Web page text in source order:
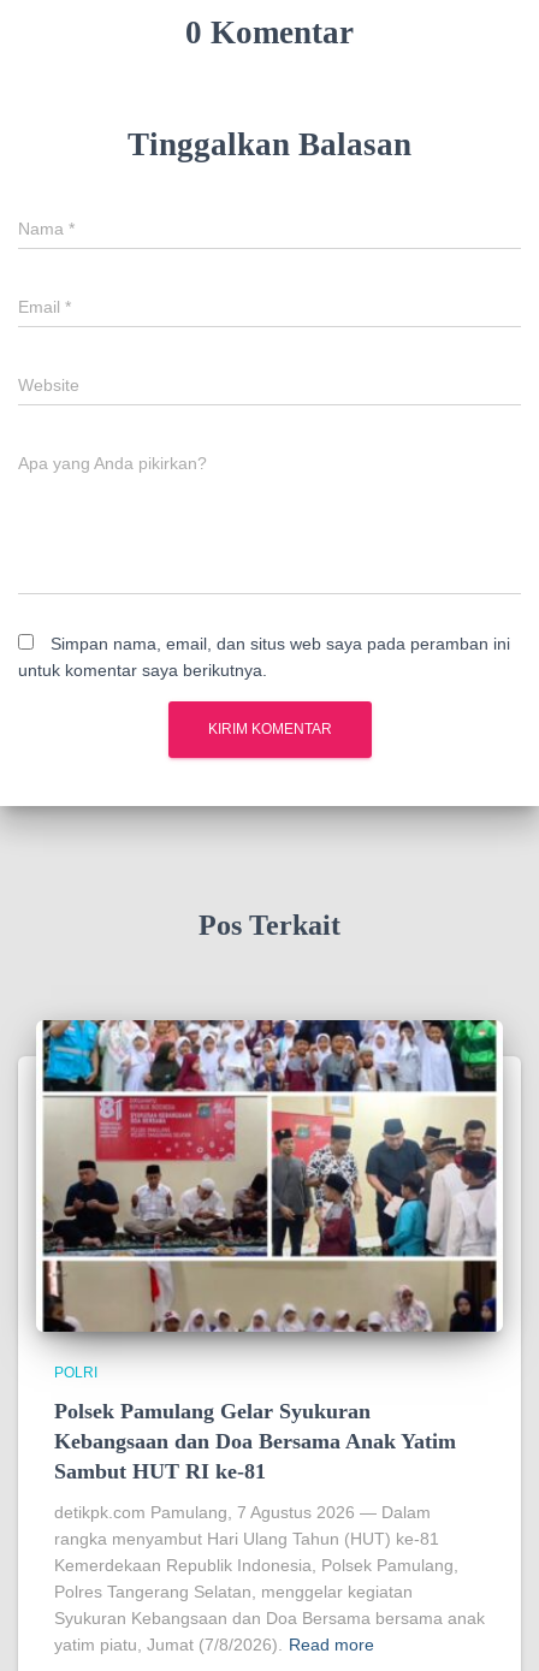
0 Komentar
Tinggalkan Balasan
Nama *
Email *
Website
Apa yang Anda pikirkan?
Simpan nama, email, dan situs web saya pada peramban ini
untuk komentar saya berikutnya.
Pos Terkait
POLRI
Polsek Pamulang Gelar Syukuran
Kebangsaan dan Doa Bersama Anak Yatim
Sambut HUT RI ke-81
detikpk.com Pamulang, 7 Agustus 2026 — Dalam
rangka menyambut Hari Ulang Tahun (HUT) ke-81
Kemerdekaan Republik Indonesia, Polsek Pamulang,
Polres Tangerang Selatan, menggelar kegiatan
Syukuran Kebangsaan dan Doa Bersama bersama anak
yatim piatu, Jumat (7/8/2026).
Read more